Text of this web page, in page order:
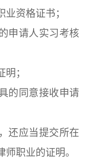
资格证书；
请人实习考核
；
同意接收申请
应当提交所在
职业的证明。